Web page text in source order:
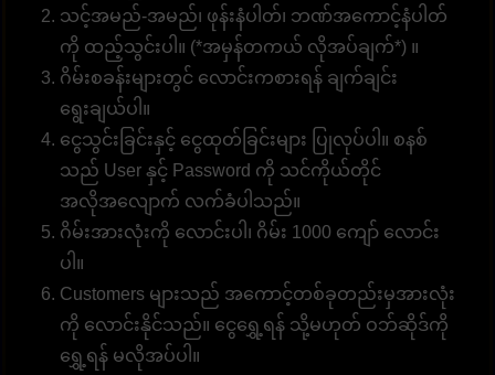
သင့်အမည်-အမည်၊ ဖုန်းနံပါတ်၊ ဘဏ်အကောင့်နံပါတ်
ကို ထည့်သွင်းပါ။ (*အမှန်တကယ် လိုအပ်ချက်*) ။
ဂိမ်းစခန်းများတွင် လောင်းကစားရန် ချက်ချင်း
ရွေးချယ်ပါ။
ငွေသွင်းခြင်းနှင့် ငွေထုတ်ခြင်းများ ပြုလုပ်ပါ။ စနစ်
သည် User နှင့် Password ကို သင်ကိုယ်တိုင်
အလိုအလျောက် လက်ခံပါသည်။
ဂိမ်းအားလုံးကို လောင်းပါ၊ ဂိမ်း 1000 ကျော် လောင်း
ပါ။
Customers များသည် အကောင့်တစ်ခုတည်းမှအားလုံး
ကို လောင်းနိုင်သည်။ ငွေရွှေ့ရန် သို့မဟုတ် ဝဘ်ဆိုဒ်ကို
ရွှေ့ရန် မလိုအပ်ပါ။